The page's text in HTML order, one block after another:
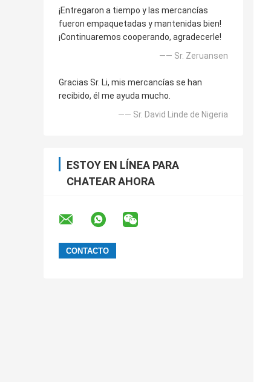
¡Entregaron a tiempo y las mercancías
fueron empaquetadas y mantenidas bien!
¡Continuaremos cooperando, agradecerle!
—— Sr. Zeruansen
Gracias Sr. Li, mis mercancías se han
recibido, él me ayuda mucho.
—— Sr. David Linde de Nigeria
ESTOY EN LÍNEA PARA
CHATEAR AHORA